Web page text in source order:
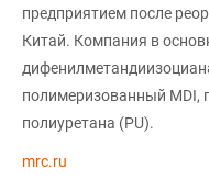
предприятием после
Китай. Компания в
полимеризованный MDI,
полиуретана (PU).
mrc.ru